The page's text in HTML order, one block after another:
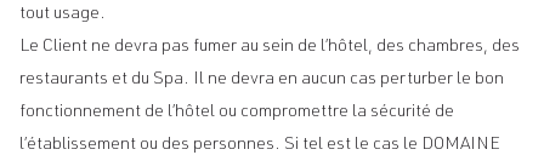
tout usage.
Le Client ne devra pas fumer au sein de l’hôtel, des chambres, des
restaurants et du Spa. Il ne devra en aucun cas perturber le bon
fonctionnement de l’hôtel ou compromettre la sécurité de
l’établissement ou des personnes. Si tel est le cas le DOMAINE